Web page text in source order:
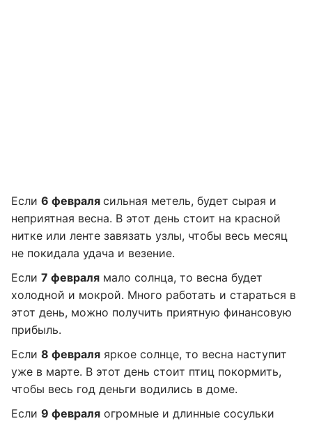
Если 6 февраля сильная метель, будет сырая и
неприятная весна. В этот день стоит на красной
нитке или ленте завязать узлы, чтобы весь месяц
не покидала удача и везение.
Если 7 февраля мало солнца, то весна будет
холодной и мокрой. Много работать и стараться в
этот день, можно получить приятную финансовую
прибыль.
Если 8 февраля яркое солнце, то весна наступит
уже в марте. В этот день стоит птиц покормить,
чтобы весь год деньги водились в доме.
Если 9 февраля огромные и длинные сосульки